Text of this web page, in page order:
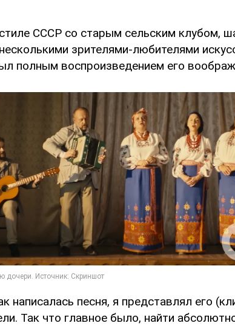
СССР со старым сельским клубом,
зрителями-любителями
полным воспроизведением его
написалась песня, я представлял его
Так что главное было, найти